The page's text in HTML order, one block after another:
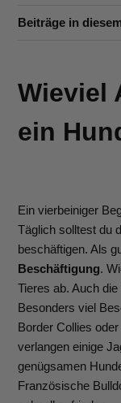
Beiträge in
Wieviel
ein
Ein vierbeiniger
Täglich solltest du
beschäftigen. Als
Beschäftigung.
Tieres ab. Auch
Besonders viel
Border Collies
verlangen einige
genügsamen
Französische